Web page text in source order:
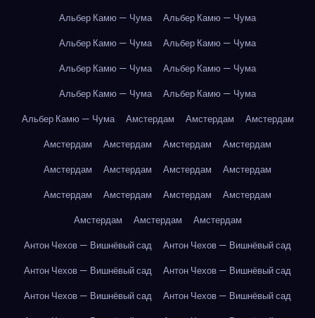
Альбер Камю — Чума
Альбер Камю — Чума
Альбер Камю — Чума
Альбер Камю — Чума
Альбер Камю — Чума
Альбер Камю — Чума
Альбер Камю — Чума
Альбер Камю — Чума
Альбер Камю — Чума
Амстердам Амстердам
Амстердам
Амстердам
Амстердам Амстердам
Амстердам
Амстердам
Амстердам Амстердам
Амстердам
Амстердам
Амстердам Амстердам
Амстердам
Амстердам
Амстердам
Амстердам
Антон Чехов — Вишнёвый сад
Антон Чехов — Вишнёвый сад
Антон Чехов — Вишнёвый сад
Антон Чехов — Вишнёвый сад
Антон Чехов — Вишнёвый сад
Антон Чехов — Вишнёвый сад